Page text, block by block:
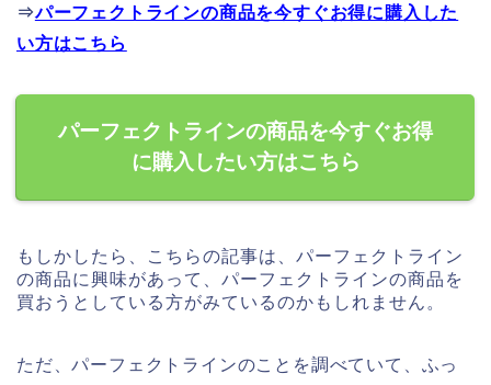
⇒パーフェクトラインの商品を今すぐお得に購入した
い方はこちら
パーフェクトラインの商品を今すぐお得
に購入したい方はこちら
もしかしたら、こちらの記事は、パーフェクトライン
の商品に興味があって、パーフェクトラインの商品を
買おうとしている方がみているのかもしれません。
ただ、パーフェクトラインのことを調べていて、ふっ